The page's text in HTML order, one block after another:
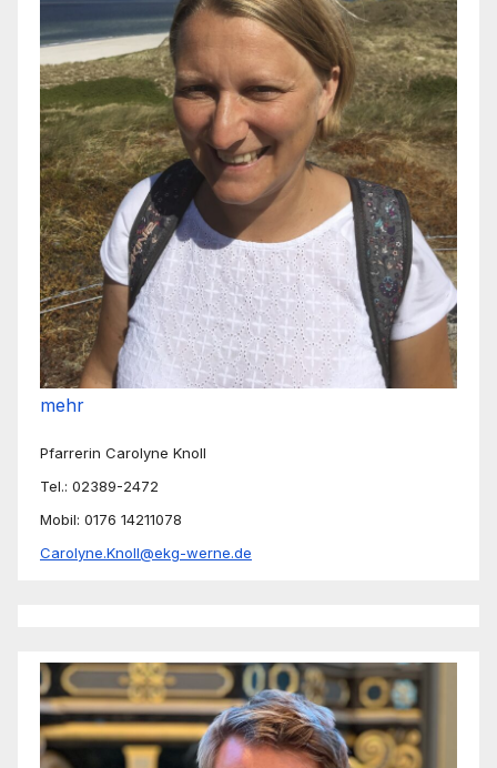
mehr
Pfarrerin Carolyne Knoll
Tel.: 02389-2472
Mobil: 0176 14211078
Carolyne.Knoll@ekg-werne.de